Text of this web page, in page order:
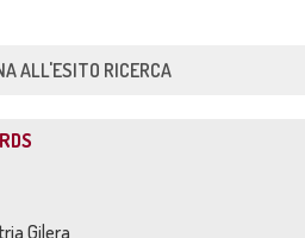
ALL'ESITO RICERCA
Gilera